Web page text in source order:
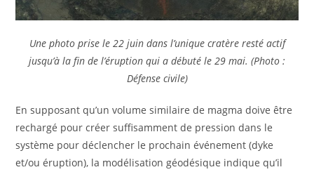
Une photo prise le 22 juin dans l’unique cratère resté actif
jusqu’à la fin de l’éruption qui a débuté le 29 mai. (Photo :
Défense civile)
En supposant qu’un volume similaire de magma doive être
rechargé pour créer suffisamment de pression dans le
système pour déclencher le prochain événement (dyke
et/ou éruption), la modélisation géodésique indique qu’il